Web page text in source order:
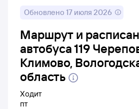
Обновлено 17 июля 2026
Маршрут и
автобуса 119
Климово,
область
Ходит
пт